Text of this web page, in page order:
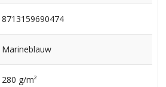
8713159690474
Marineblauw
280 g/m²